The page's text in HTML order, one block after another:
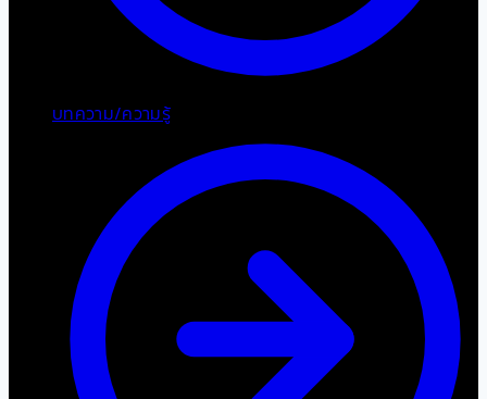
บทความ/ความรู้